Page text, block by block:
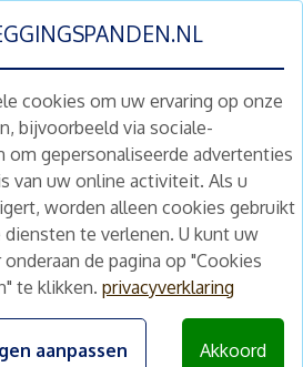
cookies om uw ervaring op onze
bijvoorbeeld via sociale-
om gepersonaliseerde advertenties
van uw online activiteit. Als u
worden alleen cookies gebruikt
te verlenen. U kunt uw
de pagina op "Cookies
te klikken. privacyverklaring
aanpassen Akkoord
wekelijks ons
Abonneren
5H
TA Amsterdam
30 225 31 12